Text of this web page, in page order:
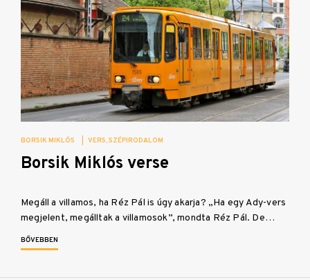
BORSIK MIKLÓS VERS SZÉPIRODALOM
Borsik Miklós verse
Megáll a villamos, ha Réz Pál is úgy akarja? „Ha egy Ady-vers
megjelent, megálltak a villamosok”, mondta Réz Pál. De…
BŐVEBBEN